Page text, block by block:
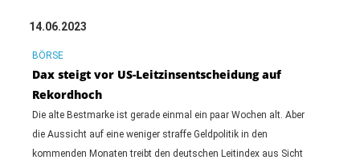
14.06.2023
BÖRSE
Dax steigt vor US-Leitzinsentscheidung auf
Rekordhoch
Die alte Bestmarke ist gerade einmal ein paar Wochen alt. Aber
die Aussicht auf eine weniger straffe Geldpolitik in den
kommenden Monaten treibt den deutschen Leitindex aus Sicht